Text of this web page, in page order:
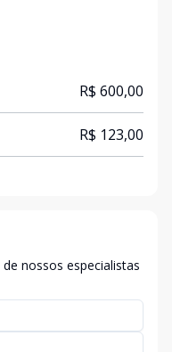
R$ 600,00
R$ 123,00
nossos especialistas